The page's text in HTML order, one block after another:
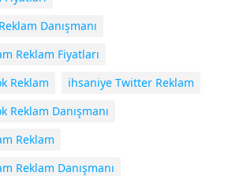
Danışmanı
Reklam Fiyatları
Reklam
ihsaniye Twitter Reklam
Reklam Danışmanı
Reklam
Reklam Danışmanı